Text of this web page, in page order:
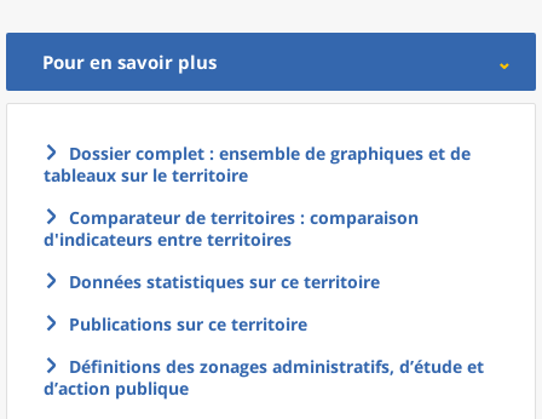
Pour en savoir plus
Dossier complet : ensemble de graphiques et de
tableaux sur le territoire
Comparateur de territoires : comparaison
d'indicateurs entre territoires
Données statistiques sur ce territoire
Publications sur ce territoire
Définitions des zonages administratifs, d’étude et
d’action publique